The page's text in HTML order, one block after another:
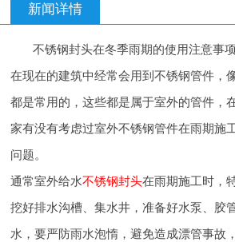
新闻详情
不锈钢封头在冬季雨期的使用注意事项
在现在的建筑中经常会用到不锈钢管件，
都是常用的，这些都是属于室外的管件，
家有没有考虑过室外不锈钢管件在雨期施
问题。
通常室外给水不锈钢封头在雨期施工时，
挖好排水沟槽、集水井，准备好水泵、胶
水，要严防雨水泡惰，避免造成漂管事故